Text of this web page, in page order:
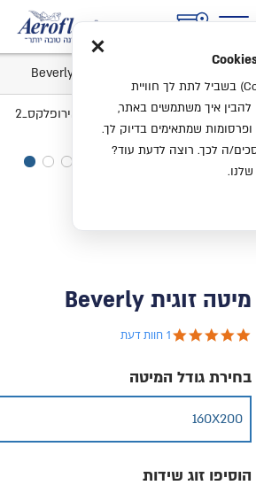
מיטה זוגית Beverly
5.0 star rating1 חוות דעת
בחירת גודל המיטה
הוסיפו זוג שידות
×
אנחנו משתמשים בעוגיות (Cookies) בשביל לתת לך חוויית
להבין איך משתמשים באתר,
שמתאימים בדיוק לך.
ה לכך. רוצה לדעת עוד?